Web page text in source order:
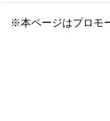
※本ページはプロモ